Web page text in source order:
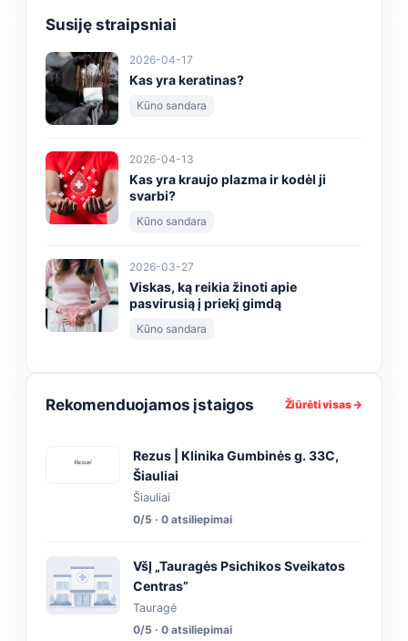
Susiję straipsniai
2026-04-17
Kas yra keratinas?
Kūno sandara
2026-04-13
Kas yra kraujo plazma ir kodėl ji
svarbi?
Kūno sandara
2026-03-27
Viskas, ką reikia žinoti apie
pasvirusią į priekį gimdą
Kūno sandara
Rekomenduojamos įstaigos Žiūrėti visas →
Rezus | Klinika Gumbinės g. 33C,
Šiauliai
Šiauliai
0/5 · 0 atsiliepimai
VšĮ „Tauragės Psichikos Sveikatos
Centras”
Tauragė
0/5 · 0 atsiliepimai